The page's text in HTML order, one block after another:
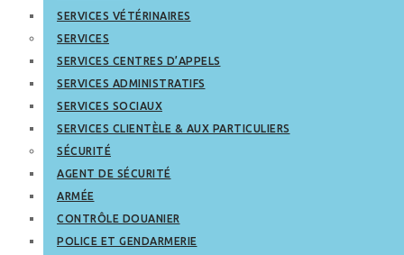
SERVICES VÉTÉRINAIRES
SERVICES
SERVICES CENTRES D’APPELS
SERVICES ADMINISTRATIFS
SERVICES SOCIAUX
SERVICES CLIENTÈLE & AUX PARTICULIERS
SÉCURITÉ
AGENT DE SÉCURITÉ
ARMÉE
CONTRÔLE DOUANIER
POLICE ET GENDARMERIE